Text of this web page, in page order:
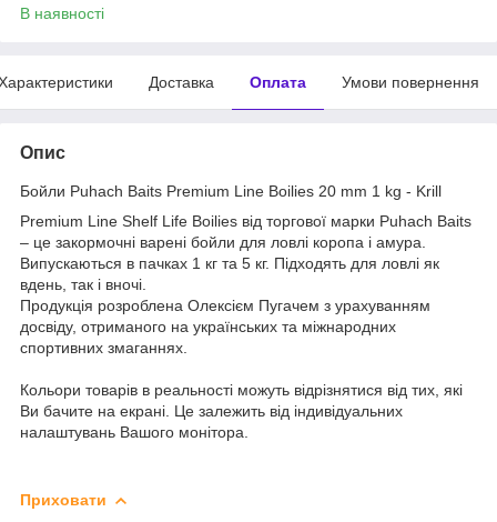
В наявності
Доставка Оплата Умови повернення
Опис
Бойли Puhach Baits Premium Line Boilies 20 mm 1 kg - Krill
Premium Line Shelf Life Boilies від торгової марки Puhach Baits
– це закормочні варені бойли для ловлі коропа і амура.
Випускаються в пачках 1 кг та 5 кг. Підходять для ловлі як
вдень, так і вночі.
Продукція розроблена Олексієм Пугачем з урахуванням
досвіду, отриманого на українських та міжнародних
спортивних змаганнях.
Кольори товарів в реальності можуть відрізнятися від тих, які
Ви бачите на екрані. Це залежить від індивідуальних
налаштувань Вашого монітора.
Приховати